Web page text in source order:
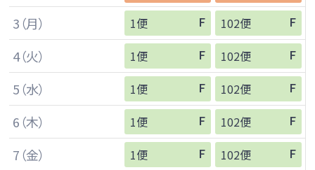
のりば ご利用方法
3 （月） 1便 F 102便 F
4（火） 1便 F 102便 F
5 （水） 1便 F 102便 F
6 （木） 1便 F 102便 F
7 （金） 1便 F 102便 F